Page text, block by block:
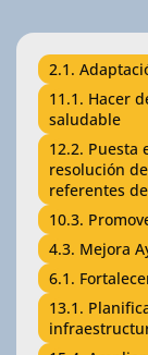
2.1.
11.1. Hacer
saludable
12.2. Puesta
resolución
referentes
10.3.
4.3. Mejora
6.1.
13.1.